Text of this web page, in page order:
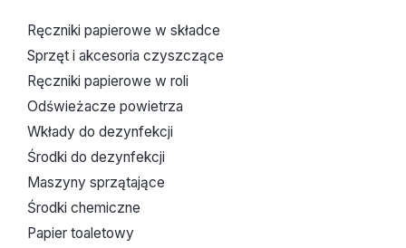
Ręczniki papierowe w składce
Sprzęt i akcesoria czyszczące
Ręczniki papierowe w roli
Odświeżacze powietrza
Wkłady do dezynfekcji
Środki do dezynfekcji
Maszyny sprzątające
Środki chemiczne
Papier toaletowy